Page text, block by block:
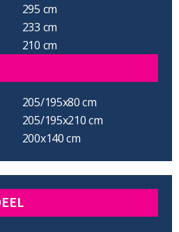
295 cm
233 cm
210 cm
205/195x80 cm
205/195x210 cm
200x140 cm